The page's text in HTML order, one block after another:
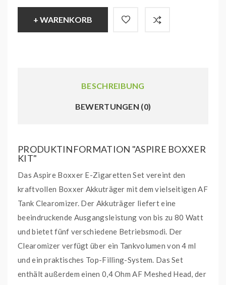
+ WARENKORB
BESCHREIBUNG
BEWERTUNGEN (0)
PRODUKTINFORMATION "ASPIRE BOXXER
KIT"
Das Aspire Boxxer E-Zigaretten Set vereint den
kraftvollen Boxxer Akkuträger mit dem vielseitigen AF
Tank Clearomizer. Der Akkuträger liefert eine
beeindruckende Ausgangsleistung von bis zu 80 Watt
und bietet fünf verschiedene Betriebsmodi. Der
Clearomizer verfügt über ein Tankvolumen von 4 ml
und ein praktisches Top-Filling-System. Das Set
enthält außerdem einen 0,4 Ohm AF Meshed Head, der